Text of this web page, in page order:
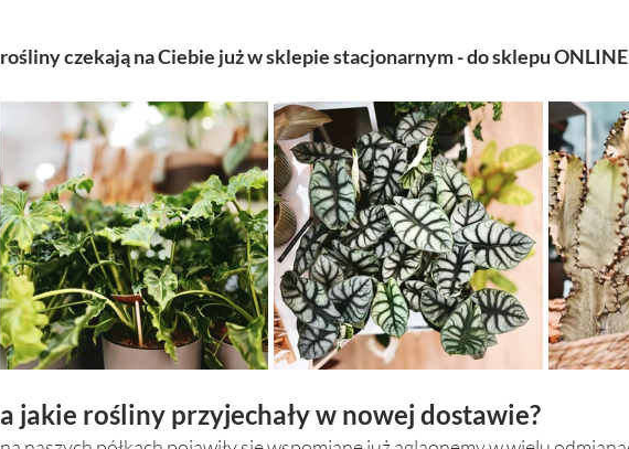
rośliny czekają na Ciebie już w sklepie stacjonarnym - do sklepu
a jakie rośliny przyjechały w nowej dostawie?